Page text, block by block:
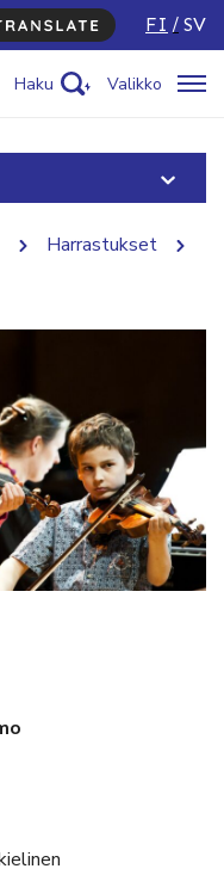
FI SV
Haku Valikko
Harrastukset